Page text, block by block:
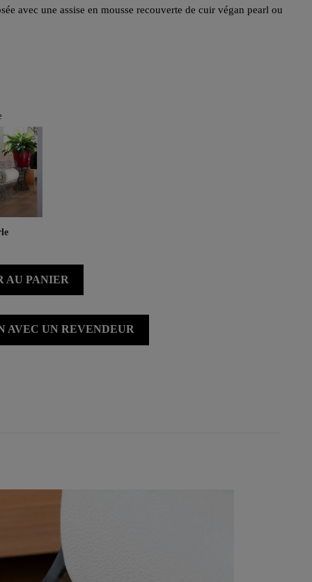
avec une assise en mousse recouverte de cuir végan pearl ou
AU PANIER
AVEC UN REVENDEUR